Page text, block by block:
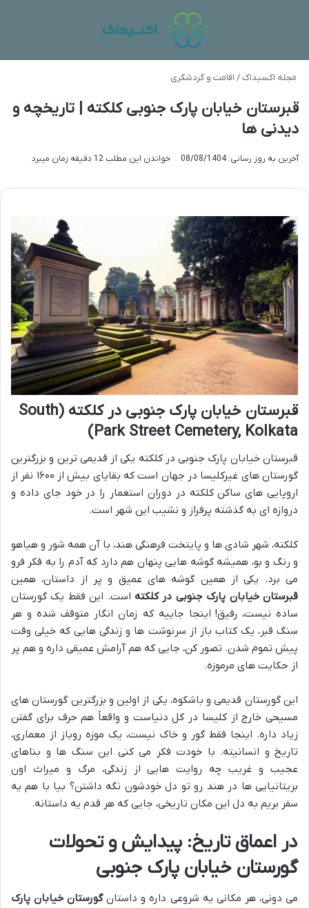
مجله اکسیداک/ اقامت و گردشگری
قبرستان خیابان پارک جنوبی کلکته | تاریخچه و
دیدنی ها
آخرین به روز رسانی: 08/08/1404 خواندن این مطلب 12 دقیقه زمان میبرد
قبرستان خیابان پارک جنوبی در کلکته (South
Park Street Cemetery, Kolkata)
قبرستان خیابان پارک جنوبی در کلکته یکی از قدیمی ترین و بزرگترین
گورستان های غیرکلیسا در جهان است که بقایای بیش از ۱۶۰۰ نفر از
اروپایی های ساکن کلکته در دوران استعمار را در خود جای داده و
دروازه ای به گذشته پرفراز و نشیب این شهر است.
کلکته، شهر شادی ها و پایتخت فرهنگی هند، با آن همه شور و هیاهو
و رنگ و بو، همیشه گوشه هایی پنهان هم دارد که آدم را به فکر فرو
می برد. یکی از همین گوشه های عمیق و پر از داستان، همین
قبرستان خیابان پارک جنوبی در کلکته است. این فقط یک گورستان
ساده نیست، رفیق! اینجا جاییه که زمان انگار متوقف شده و هر
سنگ قبر، یک کتاب باز از سرنوشت ها و زندگی هایی که خیلی وقت
پیش تموم شدن. تصور کن، جایی که هم آرامش عمیقی داره و هم پر
از حکایت های مرموزه.
این گورستان قدیمی و باشکوه، یکی از اولین و بزرگترین گورستان های
مسیحی خارج از کلیسا در کل دنیاست و واقعاً هم حرف برای گفتن
زیاد داره. اینجا فقط گور و خاک نیست، یک موزه روباز از معماری،
تاریخ و انسانیته. با خودت فکر می کنی این سنگ ها و بناهای
عجیب و غریب چه روایت هایی از زندگی، مرگ و میراث اون
بریتانیایی ها در هند رو تو دل خودشون نگه داشتن؟ بیا با هم یه
سفر بریم به دل این مکان تاریخی، جایی که هر قدم یه داستانه.
در اعماق تاریخ: پیدایش و تحولات
گورستان خیابان پارک جنوبی
می دونی، هر مکانی یه شروعی داره و داستانگورستان خیابان پارک